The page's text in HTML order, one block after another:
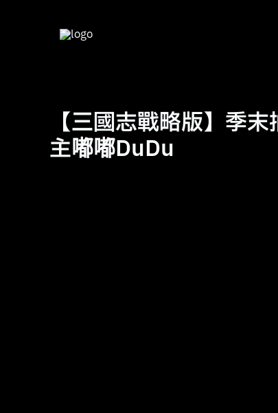
【三國志戰略版】季
主嘟嘟DuDu